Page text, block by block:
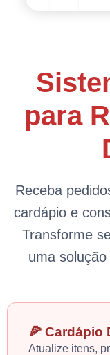
para
Receba
cardápio e
Transforme
uma
🍕 Cardápio
Atualize itens,